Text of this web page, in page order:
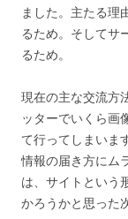
ました。主たる理
るため。そしてサ
るため。
現在の主な交流方
ッターでいくら画
て行ってしまいま
情報の届き方にム
は、サイトという
かろうかと思った